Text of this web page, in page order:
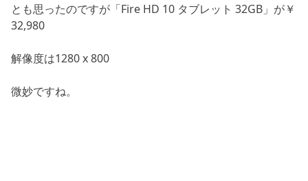
とも思ったのですが「Fire HD 10 タブレット 32GB」が￥
32,980
解像度は1280 x 800
微妙ですね。